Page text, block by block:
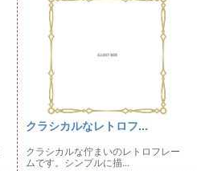
クラシカルなレトロフ...
クラシカルな佇まいのレトロフレー
ムです。シンプルに描...